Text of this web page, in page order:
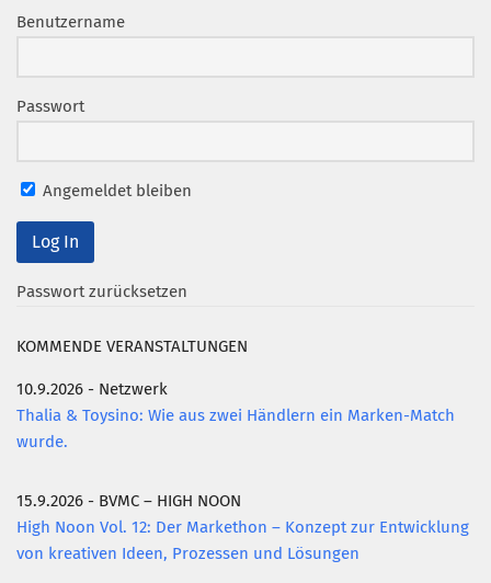
Benutzername
Passwort
Angemeldet bleiben
Passwort zurücksetzen
KOMMENDE VERANSTALTUNGEN
10.9.2026 - Netzwerk
Thalia & Toysino: Wie aus zwei Händlern ein Marken-Match
wurde.
15.9.2026 - BVMC – HIGH NOON
High Noon Vol. 12: Der Markethon – Konzept zur Entwicklung
von kreativen Ideen, Prozessen und Lösungen